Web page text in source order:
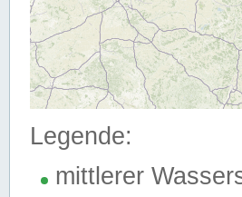
Legende:
mittlerer